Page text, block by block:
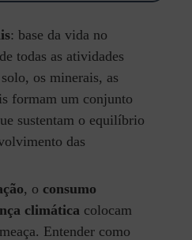
: base da vida no
todas as atividades
os minerais, as
formam um conjunto
sustentam o equilíbrio
das
, o consumo
climática colocam
Entender como